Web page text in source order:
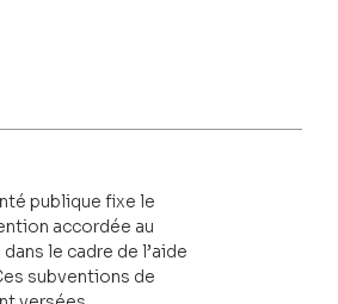
publique fixe le
accordée au
le cadre de l’aide
subventions de